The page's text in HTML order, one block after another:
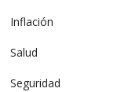
Inflación
Salud
Seguridad